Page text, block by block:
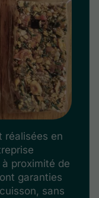
réalisées en
proximité de
garanties
sans